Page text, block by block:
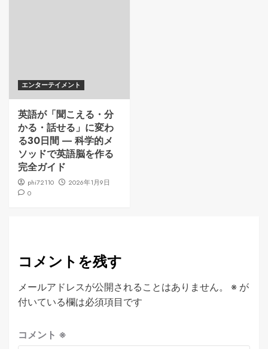
エンターテイメント
英語が「聞こえる・分
かる・話せる」に変わ
る30日間 ― 科学的メ
ソッドで英語脳を作る
完全ガイド
phi72110
2026年1月9日
0
コメントを残す
メールアドレスが公開されることはありません。 ※ が
付いている欄は必須項目です
コメント ※